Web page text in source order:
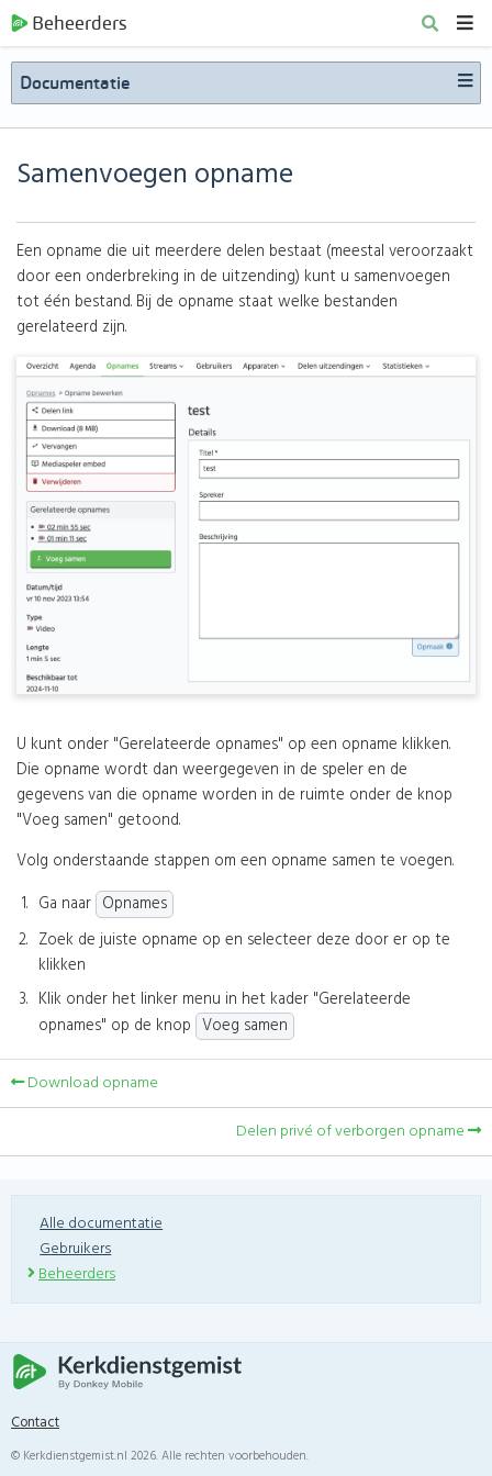
Beheerders
Documentatie
Samenvoegen opname
Een opname die uit meerdere delen bestaat (meestal veroorzaakt
door een onderbreking in de uitzending) kunt u samenvoegen
tot één bestand. Bij de opname staat welke bestanden
gerelateerd zijn.
U kunt onder "Gerelateerde opnames" op een opname klikken.
Die opname wordt dan weergegeven in de speler en de
gegevens van die opname worden in de ruimte onder de knop
"Voeg samen" getoond.
Volg onderstaande stappen om een opname samen te voegen.
Ga naar Opnames
Zoek de juiste opname op en selecteer deze door er op te
klikken
Klik onder het linker menu in het kader "Gerelateerde
opnames" op de knop Voeg samen
Download opname
Delen privé of verborgen opname
Alle documentatie
Gebruikers
Beheerders
Contact
© Kerkdienstgemist.nl 2026. Alle rechten voorbehouden.